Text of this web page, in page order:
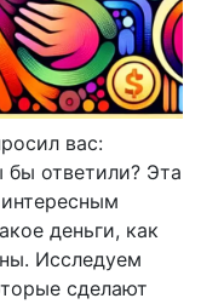
вас:
бы ответили? Эта
деньги, как
Исследуем
сделают